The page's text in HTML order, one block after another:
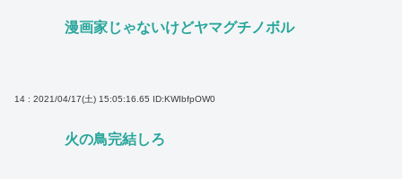
漫画家じゃないけどヤマグチノボル
14 : 2021/04/17(土) 15:05:16.65 ID:KWIbfpOW0
火の鳥完結しろ